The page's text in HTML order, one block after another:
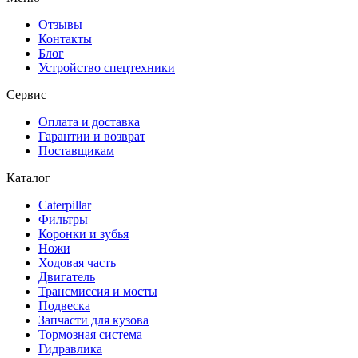
Отзывы
Контакты
Блог
Устройство спецтехники
Сервис
Оплата и доставка
Гарантии и возврат
Поставщикам
Каталог
Caterpillar
Фильтры
Коронки и зубья
Ножи
Ходовая часть
Двигатель
Трансмиссия и мосты
Подвеска
Запчасти для кузова
Тормозная система
Гидравлика